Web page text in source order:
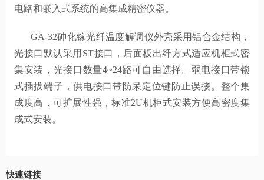
电路和嵌入式系统的高集成精密仪器。
GA-32砷化镓光纤温度解调仪外壳采用铝合金结构，
光接口默认采用ST接口，后面板出纤方式适应机柜式密
集安装，光接口数量4~24路可自由选择。弱电接口带锁
式插拔端子，供电接口带防呆定位键防止误接。整个集
成度高，可扩展性强，标准2U机柜式安装方便高密度集
成式安装。
快速链接